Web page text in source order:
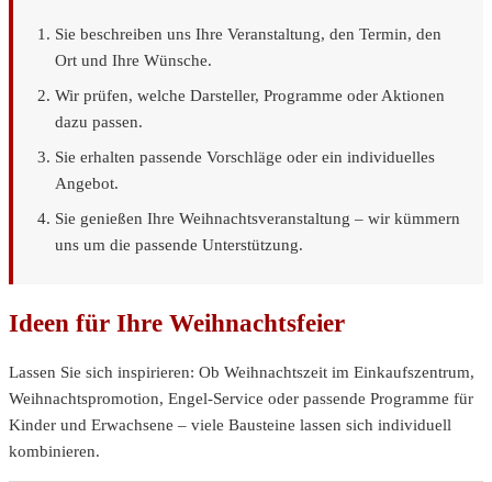
Sie beschreiben uns Ihre Veranstaltung, den Termin, den
Ort und Ihre Wünsche.
Wir prüfen, welche Darsteller, Programme oder Aktionen
dazu passen.
Sie erhalten passende Vorschläge oder ein individuelles
Angebot.
Sie genießen Ihre Weihnachtsveranstaltung – wir kümmern
uns um die passende Unterstützung.
Ideen für Ihre Weihnachtsfeier
Lassen Sie sich inspirieren: Ob Weihnachtszeit im Einkaufszentrum,
Weihnachtspromotion, Engel-Service oder passende Programme für
Kinder und Erwachsene – viele Bausteine lassen sich individuell
kombinieren.